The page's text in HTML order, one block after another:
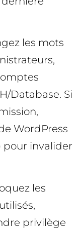
les mots
Database. Si
WordPress
pour invalider
les
privilège